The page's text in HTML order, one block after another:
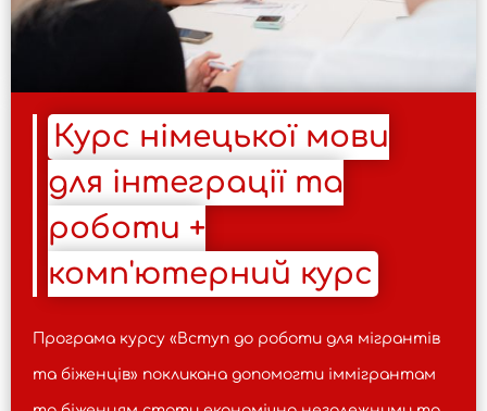
Курс німецької мови
для інтеграції та
роботи +
комп'ютерний курс
Програма курсу «Вступ до роботи для мігрантів
та біженців» покликана допомогти іммігрантам